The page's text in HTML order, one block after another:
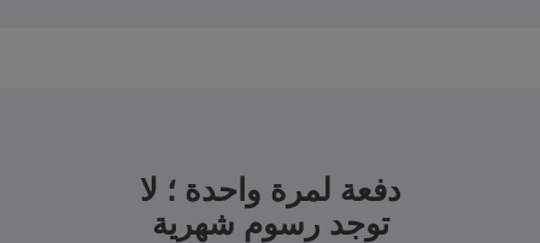
دفعة لمرة واحدة ؛ لا
توجد رسوم شهرية